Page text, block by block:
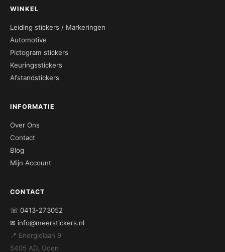
WINKEL
Leiding stickers / Markeringen
Automotive
Pictogram stickers
Keuringsstickers
Afstandstickers
INFORMATIE
Over Ons
Contact
Blog
Mijn Account
CONTACT
☏ 0413-273052
✉ info@meerstickers.nl
📍 Energielaan 9
5405 AD, Uden